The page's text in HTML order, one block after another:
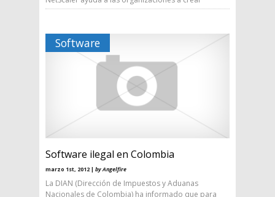
Software
Software ilegal en Colombia
marzo 1st, 2012 | by Angelfire
La DIAN (Dirección de Impuestos y Aduanas
Nacionales de Colombia) ha informado que para